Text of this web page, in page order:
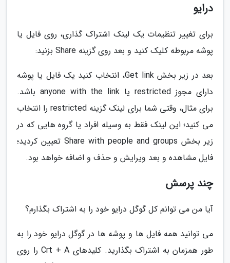
درایو
برای تغییر تنظیمات یک لینک اشتراک گذاری، روی فایل یا
پوشه مربوطه کلیک کنید و بعد روی گزینه Share بزنید:
بعد در زیر بخش Get link، انتخاب کنید یک فایل یا پوشه
دارای مجوز restricted یا anyone with the link باشد.
برای مثال، وقتی شما برای لینک گزینه restricted را انتخاب
می کنید؛ این لینک فقط به وسیله افراد یا گروه هایی که در
زیر بخش Share with people and groups تعیین کردید؛
فایل مشاهده و بعد ویرایش و حذف و اضافه خواهد بود.
چند پرسش
آیا من می توانم کل گوگل درایو خود را به اشتراک بگذارم؟
می توانید همه فایل ها و پوشه ها در گوگل درایو خود را به
طور همزمان به اشتراک بگذارید. کلیدهای Crt + A را روی